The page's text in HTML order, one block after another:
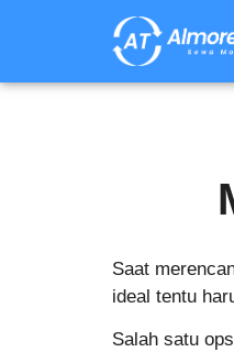
Saat
ideal tentu
Salah satu